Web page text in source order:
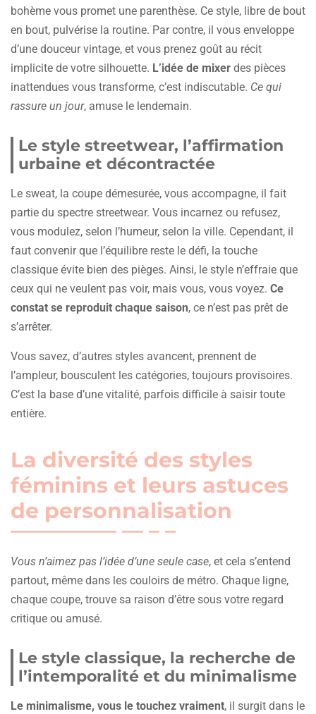
bohème vous promet une parenthèse. Ce style, libre de bout
en bout, pulvérise la routine. Par contre, il vous enveloppe
d’une douceur vintage, et vous prenez goût au récit
implicite de votre silhouette. L’idée de mixer des pièces
inattendues vous transforme, c’est indiscutable. Ce qui
rassure un jour, amuse le lendemain.
Le style streetwear, l’affirmation
urbaine et décontractée
Le sweat, la coupe démesurée, vous accompagne, il fait
partie du spectre streetwear. Vous incarnez ou refusez,
vous modulez, selon l’humeur, selon la ville. Cependant, il
faut convenir que l’équilibre reste le défi, la touche
classique évite bien des pièges. Ainsi, le style n’effraie que
ceux qui ne veulent pas voir, mais vous, vous voyez. Ce
constat se reproduit chaque saison, ce n’est pas prêt de
s’arrêter.
Vous savez, d’autres styles avancent, prennent de
l’ampleur, bousculent les catégories, toujours provisoires.
C’est la base d’une vitalité, parfois difficile à saisir toute
entière.
La diversité des styles
féminins et leurs astuces
de personnalisation
Vous n’aimez pas l’idée d’une seule case, et cela s’entend
partout, même dans les couloirs de métro. Chaque ligne,
chaque coupe, trouve sa raison d’être sous votre regard
critique ou amusé.
Le style classique, la recherche de
l’intemporalité et du minimalisme
Le minimalisme, vous le touchez vraiment, il surgit dans le